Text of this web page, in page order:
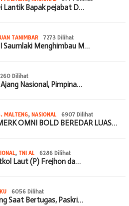
Lantik Bapak pejabat D…
TANIMBAR 7273 Dilihat
Saumlaki Menghimbau M…
Dilihat
Nasional, Pimpina…
MALTENG, NASIONAL 6907 Dilihat
OMNI BOLD BEREDAR LUAS…
, TNI AL 6286 Dilihat
Laut (P) Frejhon da…
6056 Dilihat
Saat Bertugas, Paskri…